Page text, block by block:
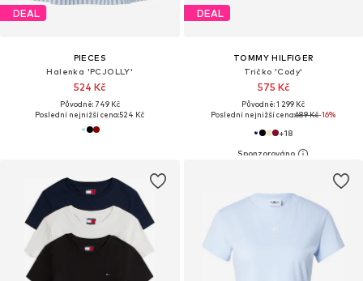
DEAL
PIECES
Halenka 'PCJOLLY'
524 Kč
Původně: 749 Kč
Poslední nejnižší cena:524 Kč
DEAL
TOMMY HILFIGER
Tričko 'Cody'
575 Kč
Původně: 1 299 Kč
Poslední nejnižší cena:689 Kč-16%
+18